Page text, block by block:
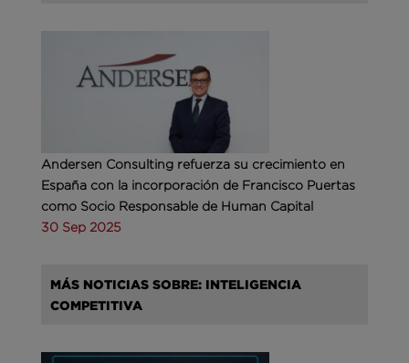
Andersen Consulting refuerza su crecimiento en
España con la incorporación de Francisco Puertas
como Socio Responsable de Human Capital
30 Sep 2025
MÁS NOTICIAS SOBRE: INTELIGENCIA
COMPETITIVA